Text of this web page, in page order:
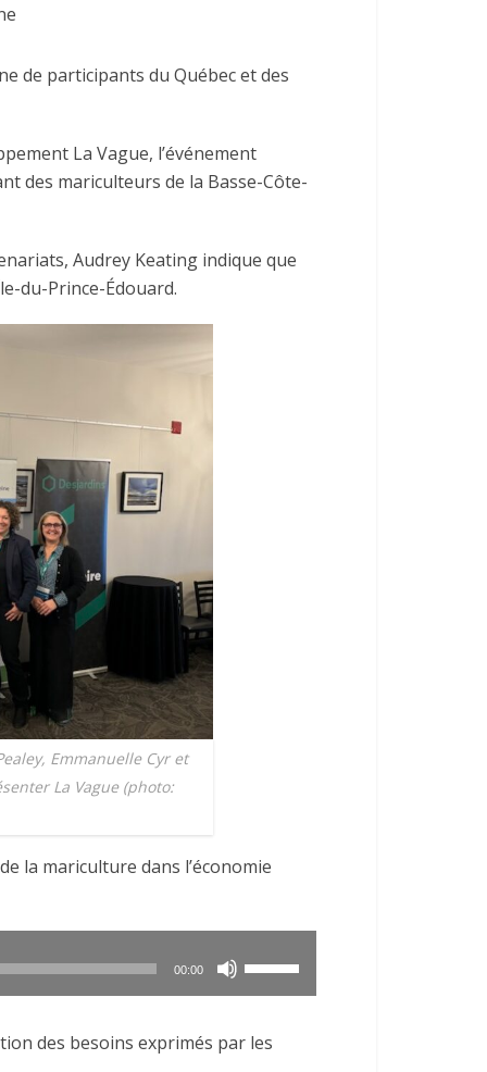
de participants du Québec et des
La Vague, l’événement
des mariculteurs de la Basse-Côte-
Audrey Keating indique que
du-Prince-Édouard.
Emmanuelle Cyr et
La Vague (photo:
la mariculture dans l’économie
00:00
haut/bas
des besoins exprimés par les